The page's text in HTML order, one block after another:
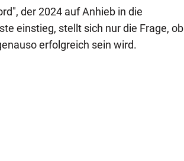
der 2024 auf Anhieb in die
einstieg, stellt sich nur die Frage, ob
erfolgreich sein wird.